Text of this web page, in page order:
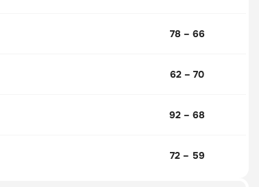
78 – 66
62 – 70
92 – 68
72 – 59